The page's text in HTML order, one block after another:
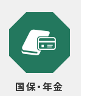
国保・年金